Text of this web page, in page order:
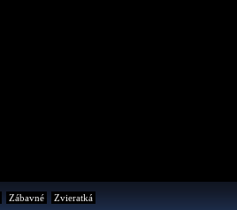
Zábavné Zvieratká